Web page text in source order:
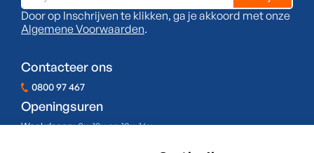
Door op Inschrijven te klikken, ga je akkoord met onze
Algemene Voorwaarden.
Contacteer ons
0800 97 467
Openingsuren
Weekdagen:8u-12u en 13u-16u